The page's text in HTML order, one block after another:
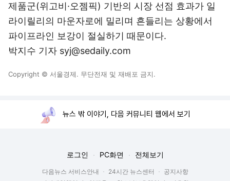
제품군(위고비·오젬픽) 기반의 시장 선점 효과가 일
라이릴리의 마운자로에 밀리며 흔들리는 상황에서
파이프라인 보강이 절실하기 때문이다.
박지수 기자 syj@sedaily.com
Copyright © 서울경제. 무단전재 및 재배포 금지.
뉴스 밖 이야기, 다음 커뮤니티 웹에서 보기
로그인 PC화면 전체보기
다음뉴스 서비스안내 24시간 뉴스센터
공지사항